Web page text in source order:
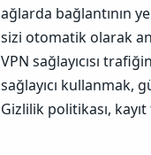
ağlarda bağlantının
sizi otomatik olarak
VPN sağlayıcısı
sağlayıcı kullanmak,
Gizlilik politikası,